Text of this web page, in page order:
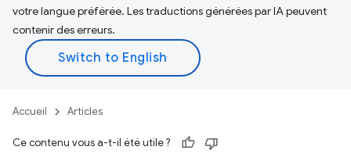
votre langue préférée. Les traductions générées par IA peuvent
contenir des erreurs.
Accueil Articles
Ce contenu vous a-t-il été utile ?